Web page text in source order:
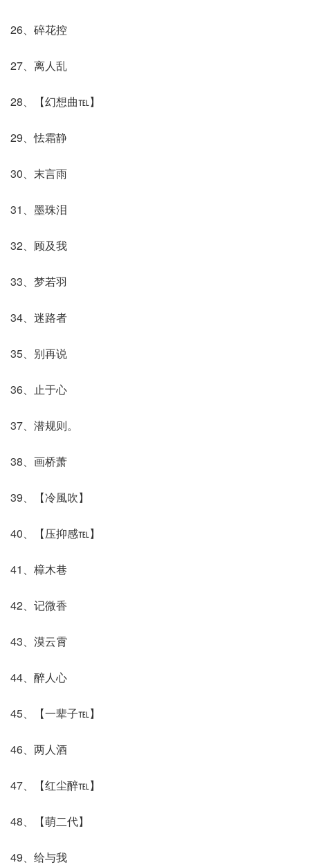
26、碎花控
27、离人乱
28、【幻想曲℡】
29、怯霜静
30、末言雨
31、墨珠泪
32、顾及我
33、梦若羽
34、迷路者
35、别再说
36、止于心
37、潜规则。
38、画桥萧
39、【冷風吹】
40、【压抑感℡】
41、樟木巷
42、记微香
43、漠云霄
44、醉人心
45、【一辈子℡】
46、两人酒
47、【红尘醉℡】
48、【萌二代】
49、给与我